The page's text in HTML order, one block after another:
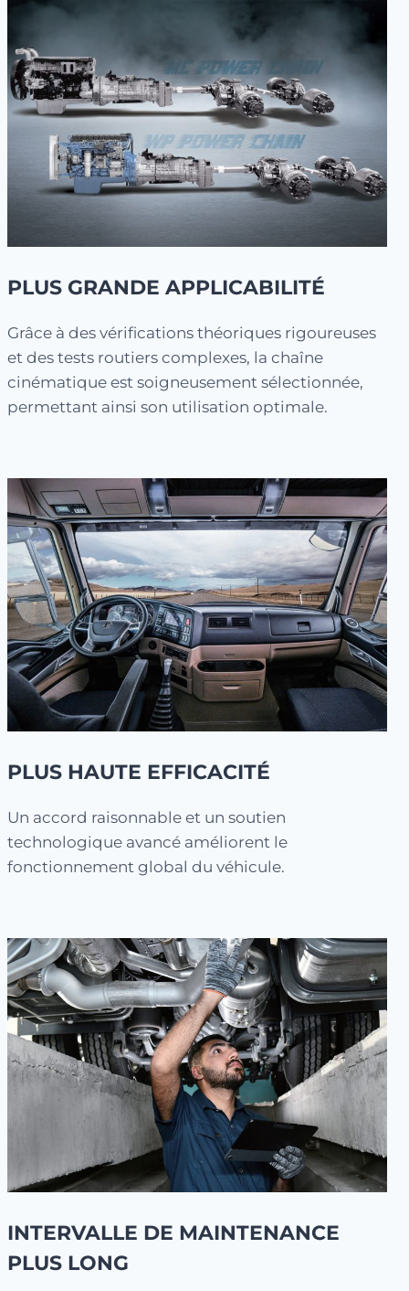
PLUS GRANDE APPLICABILITÉ
Grâce à des vérifications théoriques rigoureuses
et des tests routiers complexes, la chaîne
cinématique est soigneusement sélectionnée,
permettant ainsi son utilisation optimale.
PLUS HAUTE EFFICACITÉ
Un accord raisonnable et un soutien
technologique avancé améliorent le
fonctionnement global du véhicule.
INTERVALLE DE MAINTENANCE
PLUS LONG